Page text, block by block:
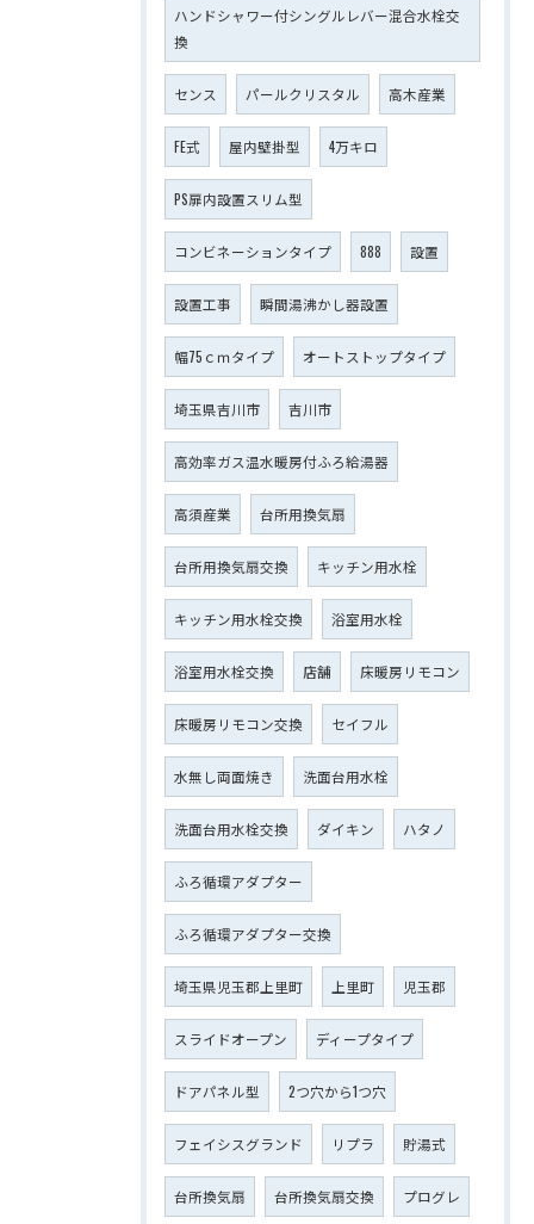
ハンドシャワー付シングルレバー混合水栓交
換
センス パールクリスタル 高木産業
FE式 屋内壁掛型 4万キロ
PS扉内設置スリム型
コンビネーションタイプ 888 設置
設置工事 瞬間湯沸かし器設置
幅75ｃｍタイプ オートストップタイプ
埼玉県吉川市 吉川市
高効率ガス温水暖房付ふろ給湯器
高須産業 台所用換気扇
台所用換気扇交換 キッチン用水栓
キッチン用水栓交換 浴室用水栓
浴室用水栓交換 店舗 床暖房リモコン
床暖房リモコン交換 セイフル
水無し両面焼き 洗面台用水栓
洗面台用水栓交換 ダイキン ハタノ
ふろ循環アダプター
ふろ循環アダプター交換
埼玉県児玉郡上里町 上里町 児玉郡
スライドオープン ディープタイプ
ドアパネル型 2つ穴から1つ穴
フェイシスグランド リプラ 貯湯式
台所換気扇 台所換気扇交換 プログレ